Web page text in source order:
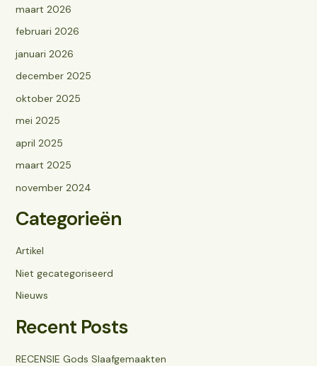
maart 2026
februari 2026
januari 2026
december 2025
oktober 2025
mei 2025
april 2025
maart 2025
november 2024
Categorieën
Artikel
Niet gecategoriseerd
Nieuws
Recent Posts
RECENSIE Gods Slaafgemaakten